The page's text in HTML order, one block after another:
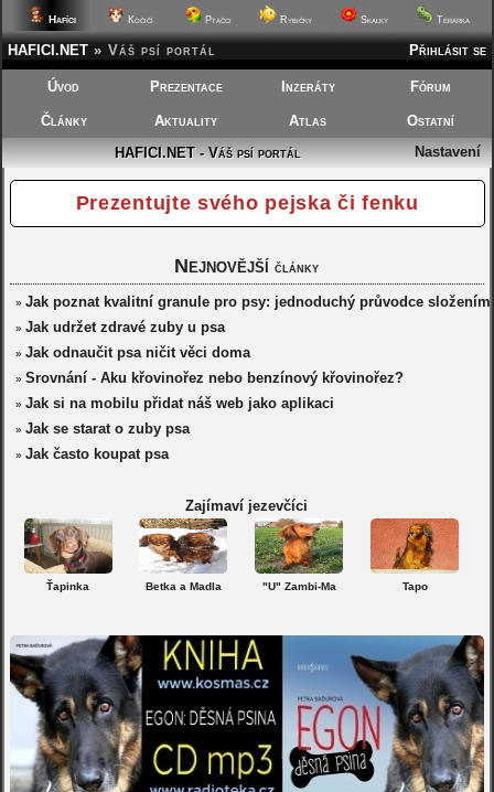
Hafíci Kočičí Ptáčci Rybičky Skalky Terárka
Přihlásit se
HAFICI.NET » Váš psí portál
Úvod Prezentace Inzeráty Fórum
Články Aktuality Atlas
Ostatní
Nastavení
HAFICI.NET - Váš psí portál
Prezentujte svého pejska či fenku
Nejnovějšíčlánky
» Jak poznat kvalitní granule pro psy: jednoduchý průvodce složením
» Jak udržet zdravé zuby u psa
» Jak odnaučit psa ničit věci doma
» Srovnání - Aku křovinořez nebo benzínový křovinořez?
» Jak si na mobilu přidat náš web jako aplikaci
» Jak se starat o zuby psa
» Jak často koupat psa
Zajímaví jezevčíci
Ťapinka Betka a Madla "U" Zambi-Ma Tapo